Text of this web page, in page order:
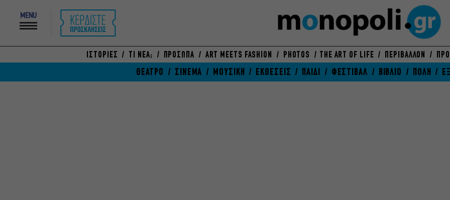
MENU
ΙΣΤΟΡΙΕΣ ΤΙ ΝΕΑ; ΠΡΟΣΩΠΑ ART MEETS FASHION PHOTOS THE ART OF LIFE ΠΕΡΙΒΑΛΛΟΝ
ΘΕΑΤΡΟ ΣΙΝΕΜΑ ΜΟΥΣΙΚΗ ΕΚΘΕΣΕΙΣ ΠΑΙΔΙ ΦΕΣΤΙΒΑΛ ΒΙΒΛΙΟ ΠΟΛΗ